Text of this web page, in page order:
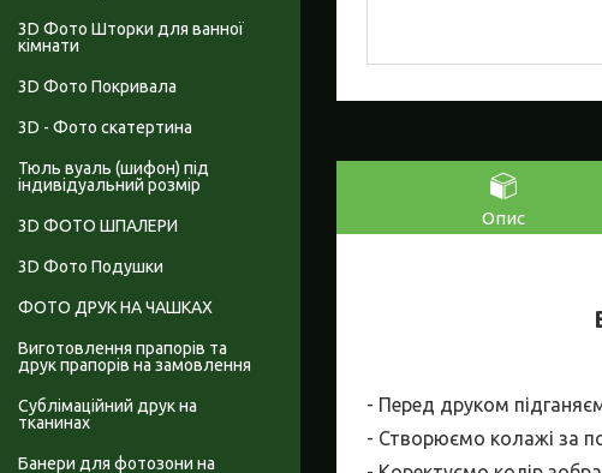
Опис
- Перед друком
- Створюємо колажі за
3D Фото Шторки для ванної
кімнати
3D Фото Покривала
3D - Фото скатертина
Тюль вуаль (шифон) під
індивідуальний розмір
3D ФОТО ШПАЛЕРИ
3D Фото Подушки
ФОТО ДРУК НА ЧАШКАХ
Виготовлення прапорів та
друк прапорів на замовлення
Сублімаційний друк на
тканинах
Банери для фотозони на